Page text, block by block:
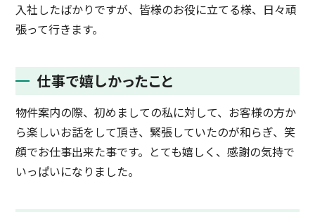
入社したばかりですが、皆様のお役に立てる様、日々頑
張って行きます。
仕事で嬉しかったこと
物件案内の際、初めましての私に対して、お客様の方か
ら楽しいお話をして頂き、緊張していたのが和らぎ、笑
顔でお仕事出来た事です。とても嬉しく、感謝の気持で
いっぱいになりました。